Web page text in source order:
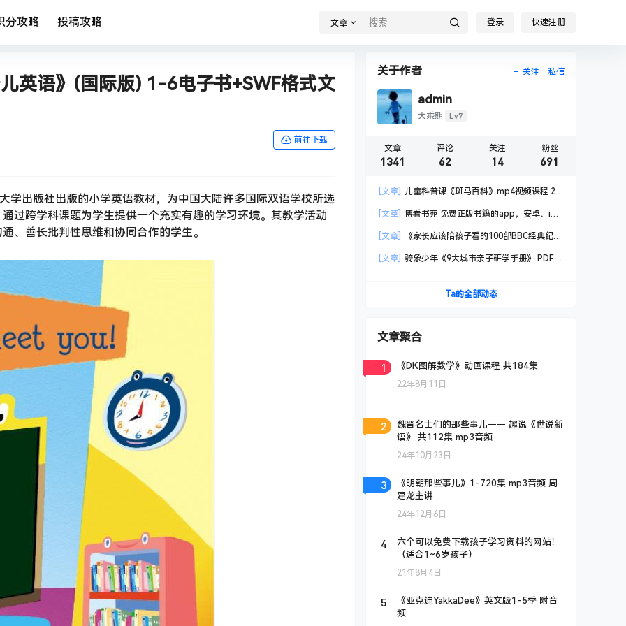
分攻略 投稿攻略 文章 登录 快速注册
英语》(国际版) 1-6电子书+SWF格式文
前往下载
学出版社出版的小学英语教材，为中国大陆许多国际双语学校所选
过跨学科课题为学生提供一个充实有趣的学习环境。其教学活动
、善长批判性思维和协同合作的学生。
关于作者 关注 私信
admin
大乘期 Lv7
文章
1341
评论
62
关注
14
粉丝
691
[文章]
儿童科普课《斑马百科》mp4视频课程 20
[文章]
博看书苑 免费正版书籍的app，安卓、iOS
[文章]
《家长应该陪孩子看的100部BBC经典纪录
[文章]
骑象少年《9大城市亲子研学手册》 PDF格
Ta的全部动态
文章聚合
1 《DK图解数学》动画课程 共184集
22年8月11日
2
魏晋名士们的那些事儿—— 趣说《世说新
语》 共112集 mp3音频
24年10月23日
3
《明朝那些事儿》1-720集 mp3音频 周
建龙主讲
24年12月6日
4
六个可以免费下载孩子学习资料的网站！
（适合1~6岁孩子）
21年8月4日
5
《亚克迪YakkaDee》英文版1-5季 附音
频